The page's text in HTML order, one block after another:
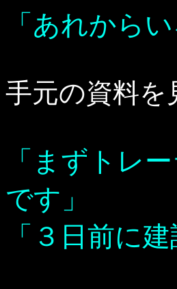
「あれから
手元の資料を
「まずトレ
です」
「３日前に